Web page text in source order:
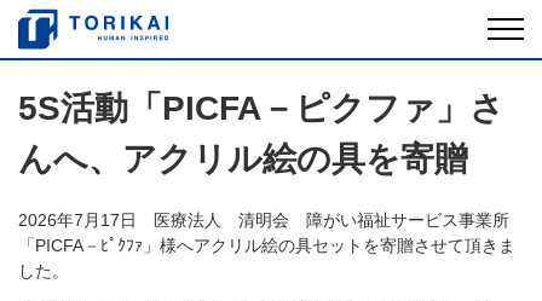
5S活動「PICFA－ピクファ」さ
んへ、アクリル絵の具を寄贈
2026年7月17日 医療法人 清明会 障がい福祉サービス事業所
「PICFA－ﾋﾟｸﾌｧ」様へアクリル絵の具セットを寄贈させて頂きま
した。